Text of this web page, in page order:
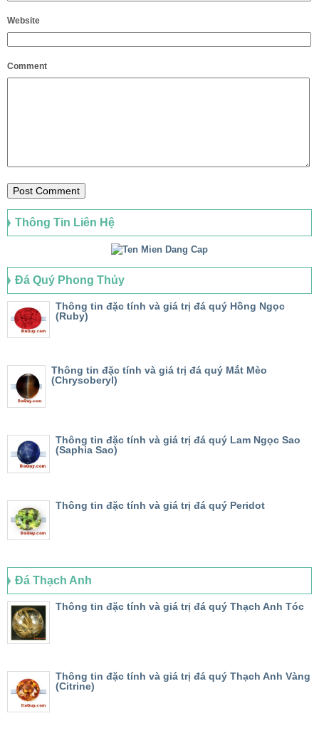
Website
Comment
Thông Tin Liên Hệ
Đá Quý Phong Thủy
Thông tin đặc tính và giá trị đá quý Hồng Ngọc
(Ruby)
Thông tin đặc tính và giá trị đá quý Mắt Mèo
(Chrysoberyl)
Thông tin đặc tính và giá trị đá quý Lam Ngọc Sao
(Saphia Sao)
Thông tin đặc tính và giá trị đá quý Peridot
Đá Thạch Anh
Thông tin đặc tính và giá trị đá quý Thạch Anh Tóc
Thông tin đặc tính và giá trị đá quý Thạch Anh Vàng
(Citrine)